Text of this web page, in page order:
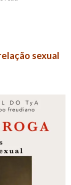
sexual